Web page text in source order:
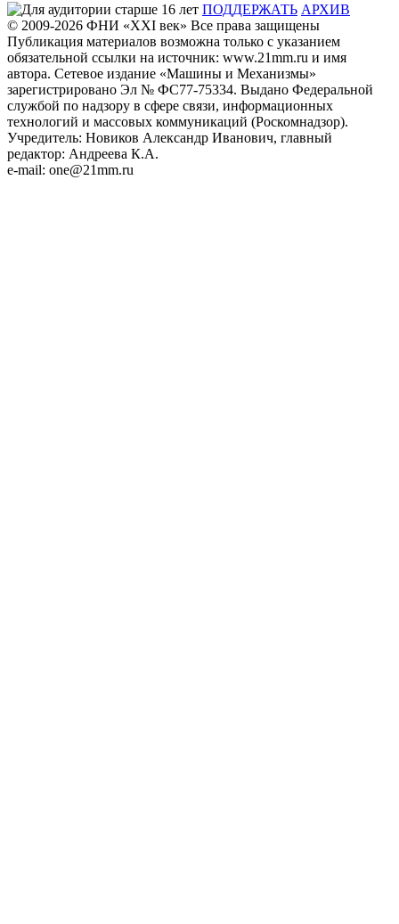
ПОДДЕРЖАТЬ АРХИВ
© 2009-2026 ФHИ «XXI век» Все права защищены
Публикация материалов возможна только с указанием
обязательной ссылки на источник: www.21mm.ru и имя
автора. Сетевое издание «Машины и Механизмы»
зарегистрировано Эл № ФС77-75334. Выдано Федеральной
службой по надзору в сфере связи, информационных
технологий и массовых коммуникаций (Роскомнадзор).
Учредитель: Новиков Александр Иванович, главный
редактор: Андреева К.А.
e-mail: one@21mm.ru